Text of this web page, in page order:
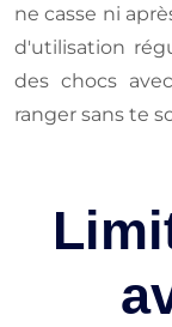
ne casse ni
d'utilisation
des chocs
ranger sans te